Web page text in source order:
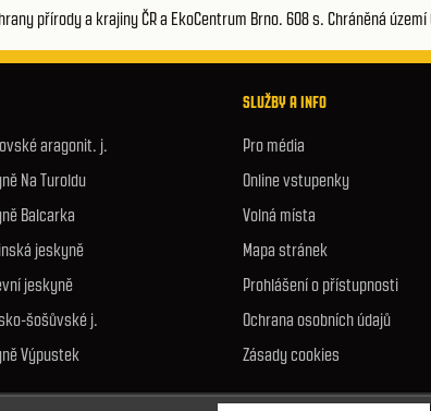
přírody a krajiny ČR a EkoCentrum Brno. 608 s. Chráněná území
aragonit. j.
Na Turoldu
Balcarka
jeskyně
jeskyně
šošůvské j.
Výpustek
SLUŽBY A INFO
Pro média
Online vstupenky
Volná místa
Mapa stránek
Prohlášení o přístupnosti
Ochrana osobních údajů
Zásady cookies